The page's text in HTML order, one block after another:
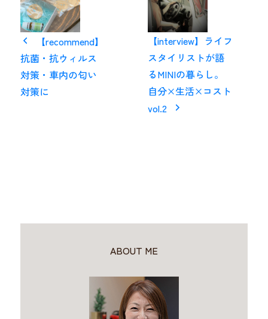
【recommend】
抗菌・抗ウィルス
対策・車内の匂い
対策に
【interview】ライフ
スタイリストが語
るMINIの暮らし。
自分×生活×コスト
vol.2
ABOUT ME